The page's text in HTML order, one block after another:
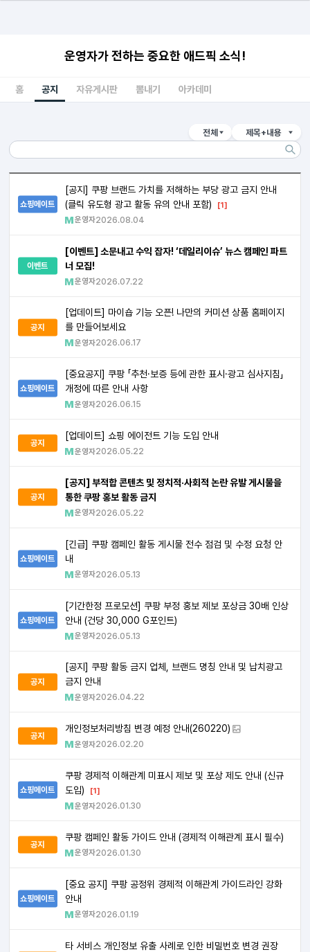
운영자가 전하는 중요한 애드픽 소식!
홈 공지 자유게시판 뽐내기 아카데미
전체 제목+내용
쇼핑메이트
[공지] 쿠팡 브랜드 가치를 저해하는 부당 광고 금지 안내
(클릭 유도형 광고 활동 유의 안내 포함)
[1]
운영자2026.08.04
이벤트
[이벤트] 소문내고 수익 잡자! ‘데일리이슈’ 뉴스 캠페인 파트
너 모집!
운영자2026.07.22
공지
[업데이트] 마이숍 기능 오픈! 나만의 커미션 상품 홈페이지
를 만들어보세요
운영자2026.06.17
쇼핑메이트
[중요공지] 쿠팡 「추천·보증 등에 관한 표시·광고 심사지침」
개정에 따른 안내 사항
운영자2026.06.15
공지
[업데이트] 쇼핑 에이전트 기능 도입 안내
운영자2026.05.22
공지
[공지] 부적합 콘텐츠 및 정치적·사회적 논란 유발 게시물을
통한 쿠팡 홍보 활동 금지
운영자2026.05.22
쇼핑메이트
[긴급] 쿠팡 캠페인 활동 게시물 전수 점검 및 수정 요청 안
내
운영자2026.05.13
쇼핑메이트
[기간한정 프로모션] 쿠팡 부정 홍보 제보 포상금 30배 인상
안내 (건당 30,000 G포인트)
운영자2026.05.13
공지
[공지] 쿠팡 활동 금지 업체, 브랜드 명칭 안내 및 납치광고
금지 안내
운영자2026.04.22
공지
개인정보처리방침 변경 예정 안내(260220)
운영자2026.02.20
쇼핑메이트
쿠팡 경제적 이해관계 미표시 제보 및 포상 제도 안내 (신규
도입)
[1]
운영자2026.01.30
공지
쿠팡 캠페인 활동 가이드 안내 (경제적 이해관계 표시 필수)
운영자2026.01.30
쇼핑메이트
[중요 공지] 쿠팡 공정위 경제적 이해관계 가이드라인 강화
안내
운영자2026.01.19
타 서비스 개인정보 유출 사례로 인한 비밀번호 변경 권장